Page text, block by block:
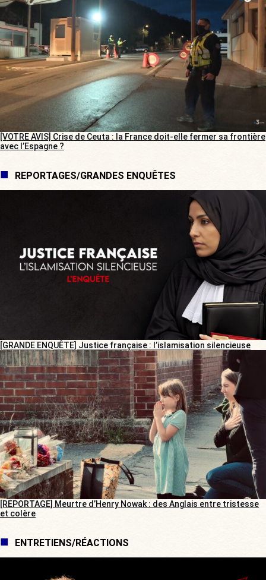
[VOTRE AVIS] Crise de Ceuta : la France doit-elle fermer sa frontière
avec l’Espagne ?
REPORTAGES/GRANDES ENQUÊTES
[GRANDE ENQUÊTE] Justice française : l’islamisation silencieuse
[REPORTAGE] Meurtre d’Henry Nowak : des Anglais entre tristesse
et colère
ENTRETIENS/RÉACTIONS